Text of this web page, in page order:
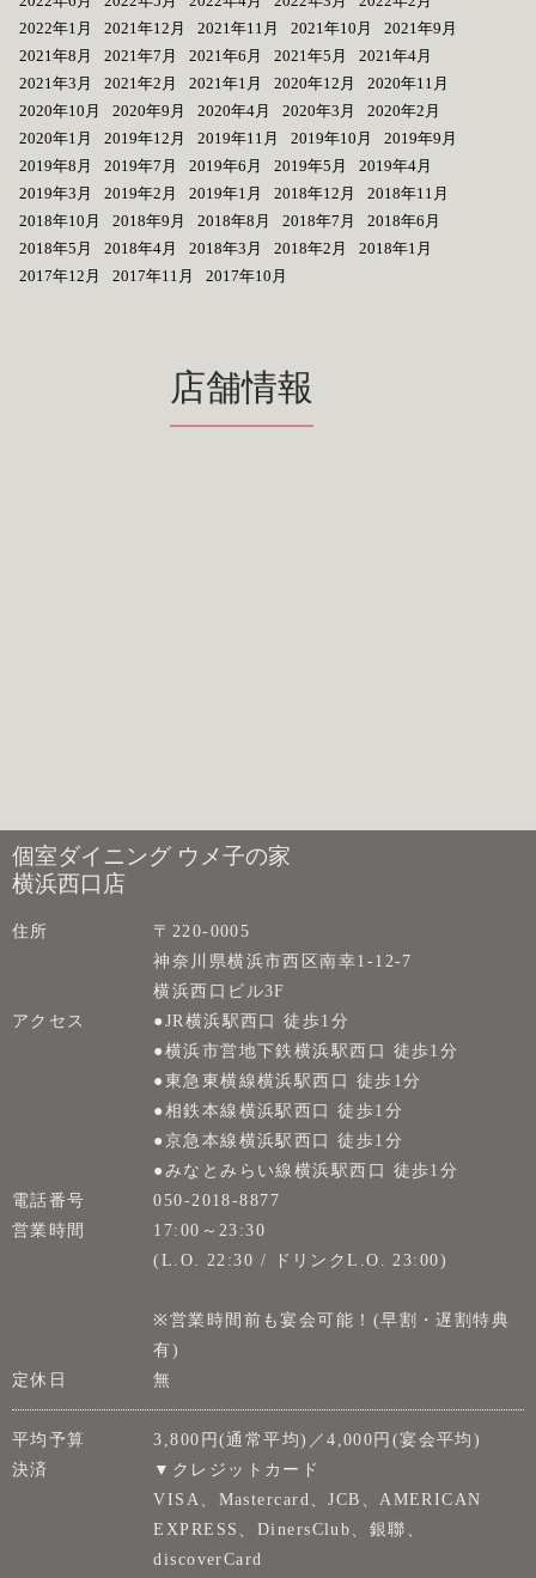
2022年1月
2021年12月 2021年11月 2021年10月
2021年9月
2021年8月
2021年7月 2021年6月 2021年5月
2021年4月
2021年3月
2021年2月 2021年1月 2020年12月
2020年11月
2020年10月
2020年9月 2020年4月 2020年3月
2020年2月
2020年1月
2019年12月 2019年11月 2019年10月
2019年9月
2019年8月
2019年7月 2019年6月 2019年5月
2019年4月
2019年3月
2019年2月 2019年1月 2018年12月
2018年11月
2018年10月
2018年9月 2018年8月 2018年7月
2018年6月
2018年5月
2018年4月 2018年3月 2018年2月
2018年1月
2017年12月
2017年11月 2017年10月
店舗情報
個室ダイニング ウメ子の家
横浜西口店
住所
〒220-0005
神奈川県横浜市西区南幸1-12-7
横浜西口ビル3F
アクセス
●JR横浜駅西口 徒歩1分
●横浜市営地下鉄横浜駅西口 徒歩1分
●東急東横線横浜駅西口 徒歩1分
●相鉄本線横浜駅西口 徒歩1分
●京急本線横浜駅西口 徒歩1分
●みなとみらい線横浜駅西口 徒歩1分
電話番号
050-2018-8877
営業時間
17:00～23:30
(L.O. 22:30 / ドリンクL.O. 23:00)
※営業時間前も宴会可能！(早割・遅割特典
有)
定休日
無
平均予算
3,800円(通常平均)／4,000円(宴会平均)
決済
▼クレジットカード
VISA、Mastercard、JCB、AMERICAN
EXPRESS、DinersClub、銀聯、
discoverCard